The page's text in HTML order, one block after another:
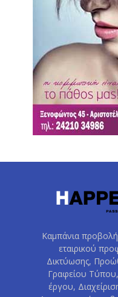
Καμπάνια
εταιρικού
Δικτύωσης,
Γραφείου Τύπου,
έργου,